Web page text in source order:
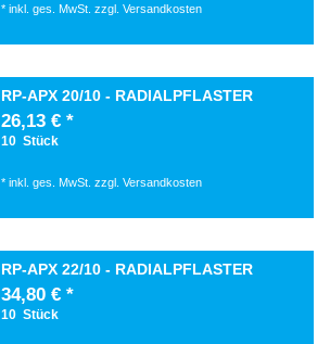
* inkl. ges. MwSt. zzgl. Versandkosten
RP-APX 20/10 - RADIALPFLASTER
26,13 € *
10 Stück
* inkl. ges. MwSt. zzgl. Versandkosten
RP-APX 22/10 - RADIALPFLASTER
34,80 € *
10 Stück